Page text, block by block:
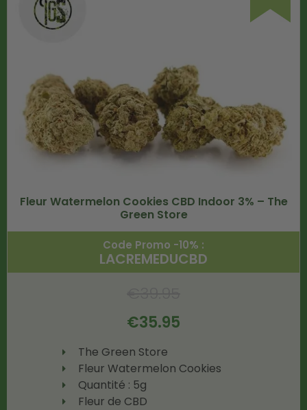
Fleur Watermelon Cookies CBD Indoor 3% – The
Green Store
Code Promo -10% :
LACREMEDUCBD
€35.95
The Green Store
Fleur Watermelon Cookies
Quantité : 5g
Fleur de CBD